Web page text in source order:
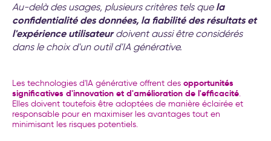
Au-delà des usages, plusieurs critères tels que la
confidentialité des données, la fiabilité des résultats et
l'expérience utilisateurdoivent aussi être considérés
dans le choix d'un outil d'IA générative.
Les technologies d'IA générative offrent des opportunités
significatives d'innovation et d'amélioration de l'efficacité.
Elles doivent toutefois être adoptées de manière éclairée et
responsable pour en maximiser les avantages tout en
minimisant les risques potentiels.